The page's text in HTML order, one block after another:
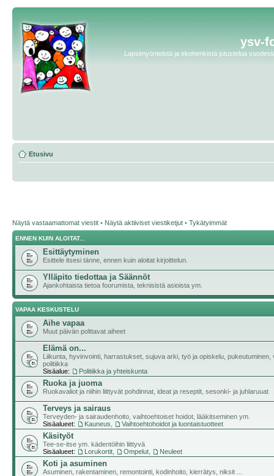
ysv-
Lapsimyönteistä ja ekohenkistä jutustelua
Etusivu
Näytä vastaamattomat viestit • Näytä aktiiviset viestiketjut • Tykätyimmät
ENNEN KUIN ALOITAT...
Esittäytyminen
Esittele itsesi tänne, ennen kuin aloitat kirjoittelun.
Ylläpito tiedottaa ja Säännöt
Ajankohtaista tietoa foorumista, teknisistä asioista ym.
VAPAA KESKUSTELU
Aihe vapaa
Muut päivän polttavat aiheet
Elämä on...
Liikunta, hyvinvointi, harrastukset, sujuva arki, työ ja opiskelu, pukeutuminen,
politiikka
Sisäalue:
Politiikka ja yhteiskunta
Ruoka ja juoma
Ruokavaliot ja niihin liittyvät pohdinnat, ideat ja reseptit, sesonki- ja juhlaruuat
Terveys ja sairaus
Terveyden- ja sairaudenhoito, vaihtoehtoiset hoidot, lääkitseminen ym.
Sisäalueet:
Kauneus Vaihtoehtohoidot ja luontaistuotteet
Käsityöt
Tee-se-itse ym. kädentöihin liittyvä
Sisäalueet:
Lorukortit Ompelut Neuleet
Koti ja asuminen
Asuminen, rakentaminen, remontointi, kodinhoito, kierrätys, niksit ...